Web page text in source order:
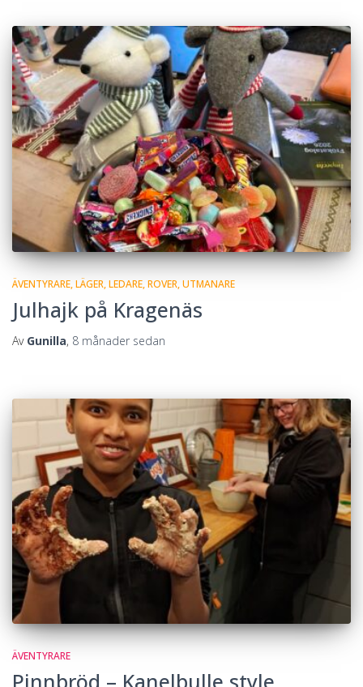
ÄVENTYRARE LÄGER LEDARE ROVER UTMANARE
Julhajk på Kragenäs
Av Gunilla, 8 månader sedan
ÄVENTYRARE